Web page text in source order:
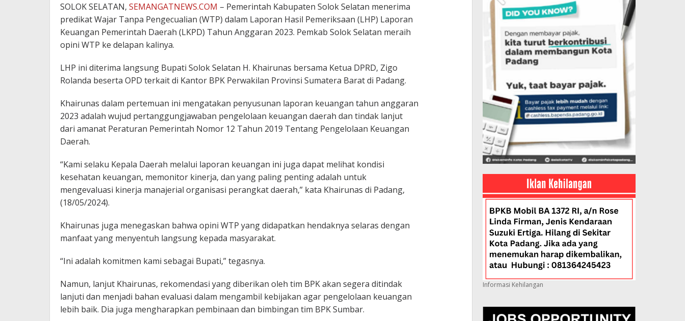
SOLOK SELATAN, SEMANGATNEWS.COM – Pemerintah Kabupaten Solok Selatan menerima
predikat Wajar Tanpa Pengecualian (WTP) dalam Laporan Hasil Pemeriksaan (LHP) Laporan
Keuangan Pemerintah Daerah (LKPD) Tahun Anggaran 2023. Pemkab Solok Selatan meraih
opini WTP ke delapan kalinya.
LHP ini diterima langsung Bupati Solok Selatan H. Khairunas bersama Ketua DPRD, Zigo
Rolanda beserta OPD terkait di Kantor BPK Perwakilan Provinsi Sumatera Barat di Padang.
Khairunas dalam pertemuan ini mengatakan penyusunan laporan keuangan tahun anggaran
2023 adalah wujud pertanggungjawaban pengelolaan keuangan daerah dan tindak lanjut
dari amanat Peraturan Pemerintah Nomor 12 Tahun 2019 Tentang Pengelolaan Keuangan
Daerah.
“Kami selaku Kepala Daerah melalui laporan keuangan ini juga dapat melihat kondisi
kesehatan keuangan, memonitor kinerja, dan yang paling penting adalah untuk
mengevaluasi kinerja manajerial organisasi perangkat daerah,” kata Khairunas di Padang,
(18/05/2024).
Khairunas juga menegaskan bahwa opini WTP yang didapatkan hendaknya selaras dengan
manfaat yang menyentuh langsung kepada masyarakat.
“Ini adalah komitmen kami sebagai Bupati,” tegasnya.
Namun, lanjut Khairunas, rekomendasi yang diberikan oleh tim BPK akan segera ditindak
lanjuti dan menjadi bahan evaluasi dalam mengambil kebijakan agar pengelolaan keuangan
lebih baik. Dia juga mengharapkan pembinaan dan bimbingan tim BPK Sumbar.
Informasi Kehilangan